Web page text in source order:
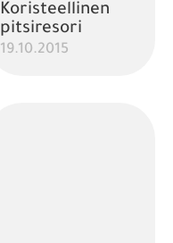
Koristeellinen
pitsiresori
19.10.2015